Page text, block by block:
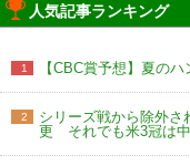
人気記事ランキング
1 【CBC賞予想】夏の
2
シリーズ戦から除外さ
更 それでも米3冠は